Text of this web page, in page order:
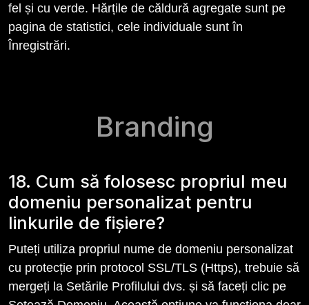
fel și cu verde. Hărțile de căldură agregate sunt pe
pagina de statistici, cele individuale sunt în
Înregistrări.
Branding
18. Cum să folosesc propriul meu
domeniu personalizat pentru
linkurile de fișiere?
Puteți utiliza propriul nume de domeniu personalizat
cu protecție prin protocol SSL/TLS (Https), trebuie să
mergeți la Setările Profilului dvs. și să faceți clic pe